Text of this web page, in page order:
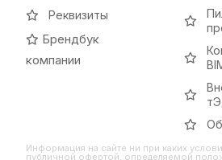
Реквизиты
Брендбук
компании
Информация на сайте ни при каких
публичной офертой, определяемой